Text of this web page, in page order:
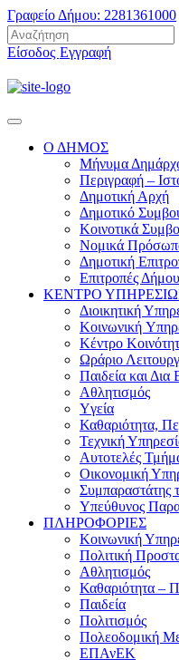
Γραφείο Δήμου: 2281361000
Είσοδος Εγγραφή
Ο ΔΗΜΟΣ
Μήνυμα
Περιγραφή –
Δημοτική Αρχή
Δημοτικό
Κοινοτικά
Νομικά Πρόσωπα
Δημοτική
Επιτροπές Δήμου
ΚΕΝΤΡΟ
Διοικητική
Κοινωνική
Κέντρο
Ωράριο
Παιδεία και
Αθλητισμός
Yγεία
Καθαριότητα,
Τεχνική
Αυτοτελές
Οικονομική
Συμπαραστάτης
Υπεύθυνος
ΠΛΗΡΟΦΟΡΙΕΣ
Κοινωνική
Πολιτική
Αθλητισμός
Καθαριότητα –
Παιδεία
Πολιτισμός
Πολεοδομική
ΕΠΑνΕΚ